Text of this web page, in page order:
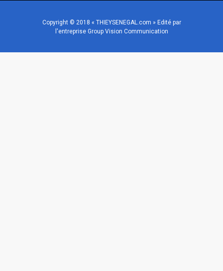
Copyright © 2018 « THIEYSENEGAL.com » Edité par
l'entreprise Group Vision Communication